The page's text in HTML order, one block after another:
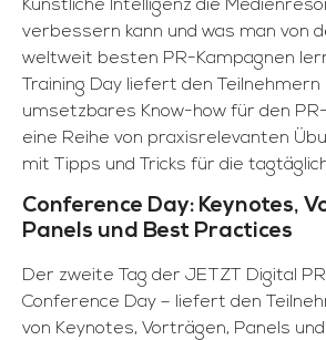
Künstliche Intelligenz die
verbessern kann und was man von
weltweit besten PR-Kampagnen
Training Day liefert den
umsetzbares Know-how für den
eine Reihe von praxisrelevanten
mit Tipps und Tricks für die
Conference Day: Keynotes,
Panels und Best Practices
Der zweite Tag der JETZT Digital
Conference Day – liefert den
von Keynotes, Vorträgen, Panels